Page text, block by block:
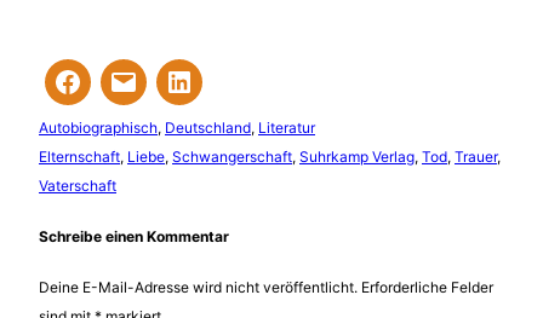
Autobiographisch, Deutschland, Literatur
Elternschaft, Liebe, Schwangerschaft, Suhrkamp Verlag, Tod, Trauer
Vaterschaft
Schreibe einen Kommentar
Deine E-Mail-Adresse wird nicht veröffentlicht. Erforderliche Felder